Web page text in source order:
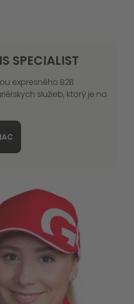
SPECIALIST
expresného B2B
služieb, ktorý je na